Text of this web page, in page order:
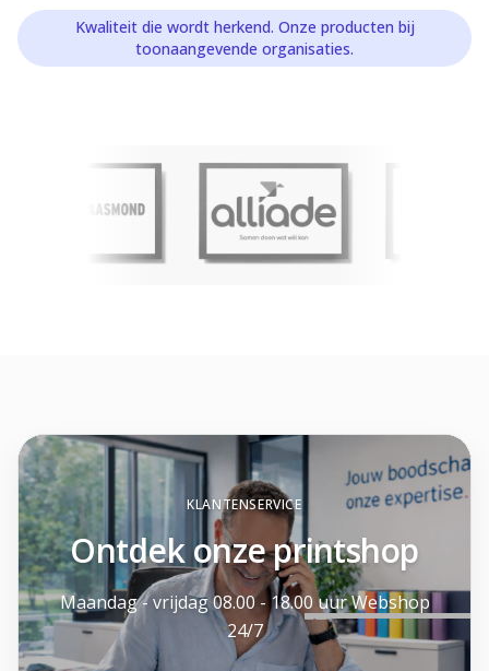
Kwaliteit die wordt herkend. Onze producten bij
toonaangevende organisaties.
KLANTENSERVICE
Ontdek onze printshop
Maandag - vrijdag 08.00 - 18.00 uur Webshop
24/7